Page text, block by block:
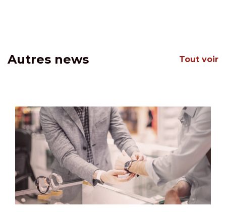
Autres news Tout voir